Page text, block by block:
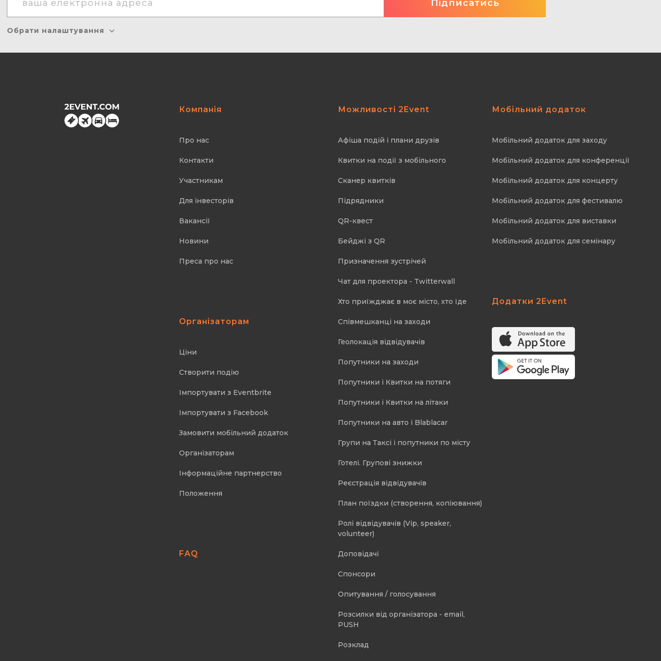
Обрати налаштування
Компанія
Про нас
Контакти
Участникам
Для інвесторів
Вакансії
Новини
Преса про нас
Організаторам
Ціни
Створити подію
Імпортувати з Eventbrite
Імпортувати з Facebook
Замовити мобільний додаток
Організаторам
Інформаційне партнерство
Положення
FAQ
Можливості 2Event
Афіша подій і плани друзів
Квитки на події з мобільного
Cканер квитків
Підрядники
QR-квест
Бейджі з QR
Призначення зустрічей
Чат для проектора - Twitterwall
Хто приїжджає в моє місто, хто їде
Співмешканці на заходи
Геолокація відвідувачів
Попутники на заходи
Попутники і Квитки на потяги
Попутники і Квитки на літаки
Попутники на авто і Blablacar
Групи на Таксі і попутники по місту
Готелі. Групові знижки
Реєстрація відвідувачів
План поїздки (створення, копіювання)
Ролі відвідувачів (Vip, speaker,
volunteer)
Доповідачі
Спонсори
Опитування / голосування
Розсилки від організатора - email,
PUSH
Розклад
Мобільний додаток
Мобільний додаток для заходу
Мобільний додаток для конференції
Мобільний додаток для концерту
Мобільний додаток для фестивалю
Мобільний додаток для виставки
Мобільний додаток для семінару
Додатки 2Event